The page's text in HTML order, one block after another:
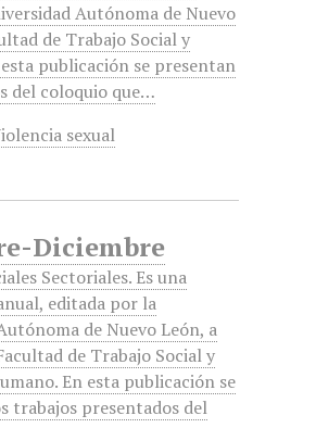
Autónoma de Nuevo
de Trabajo Social y
publicación se presentan
del coloquio que…
sexual
Diciembre
Sectoriales. Es una
editada por la
de Nuevo León, a
de Trabajo Social y
En esta publicación se
trabajos presentados del